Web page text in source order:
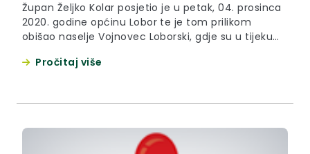
Župan Željko Kolar posjetio je u petak, 04. prosinca
2020. godine općinu Lobor te je tom prilikom
obišao naselje Vojnovec Loborski, gdje su u tijeku
Pročitaj više